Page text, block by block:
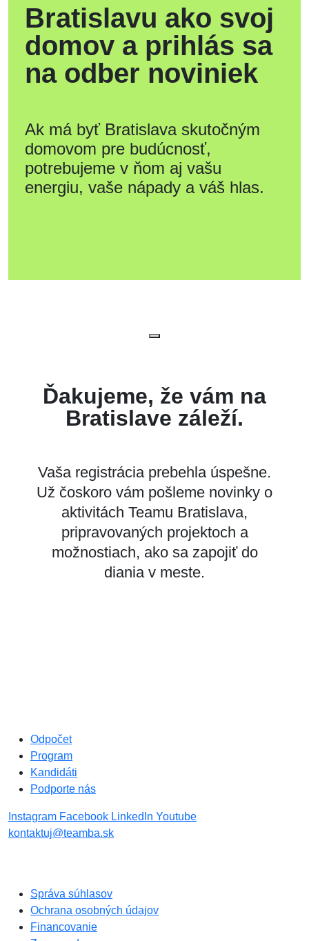
Bratislavu ako svoj
domov a prihlás sa
na odber noviniek
Ak má byť Bratislava skutočným
domovom pre budúcnosť,
potrebujeme v ňom aj vašu
energiu, vaše nápady a váš hlas.
Ďakujeme, že vám na
Bratislave záleží.
Vaša registrácia prebehla úspešne.
Už čoskoro vám pošleme novinky o
aktivitách Teamu Bratislava,
pripravovaných projektoch a
možnostiach, ako sa zapojiť do
diania v meste.
Odpočet
Program
Kandidáti
Podporte nás
Instagram Facebook LinkedIn Youtube
kontaktuj@teamba.sk
Správa súhlasov
Ochrana osobných údajov
Financovanie